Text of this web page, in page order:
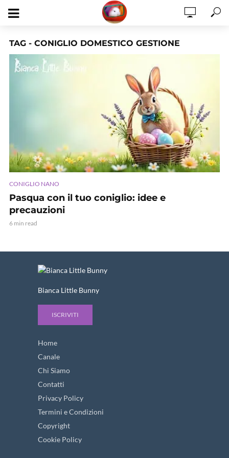
TAG - CONIGLIO DOMESTICO GESTIONE
CONIGLIO NANO
Pasqua con il tuo coniglio: idee e
precauzioni
6 min read
Bianca Little Bunny
ISCRIVITI
Home
Canale
Chi Siamo
Contatti
Privacy Policy
Termini e Condizioni
Copyright
Cookie Policy